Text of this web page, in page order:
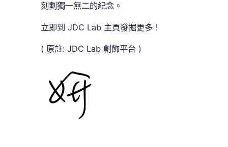
刻劃獨一無二的紀念。
立即到 JDC Lab 主頁發掘更多！
( 原註: JDC Lab 創飾平台 )